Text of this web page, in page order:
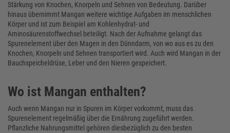
Stärkung von Knochen, Knorpeln und Sehnen von Bedeutung. Darüber
hinaus übernimmt Mangan weitere wichtige Aufgaben im menschlichen
Körper und ist zum Beispiel am Kohlenhydrat- und
Aminosäurenstoffwechsel beteiligt. Nach der Aufnahme gelangt das
Spurenelement über den Magen in den Dünndarm, von wo aus es zu den
Knochen, Knorpeln und Sehnen transportiert wird. Auch wird Mangan in der
Bauchspeicheldrüse, Leber und den Nieren gespeichert.
Wo ist Mangan enthalten?
Auch wenn Mangan nur in Spuren im Körper vorkommt, muss das
Spurenelement regelmäßig über die Ernährung zugeführt werden.
Pflanzliche Nahrungsmittel gehören diesbezüglich zu den besten